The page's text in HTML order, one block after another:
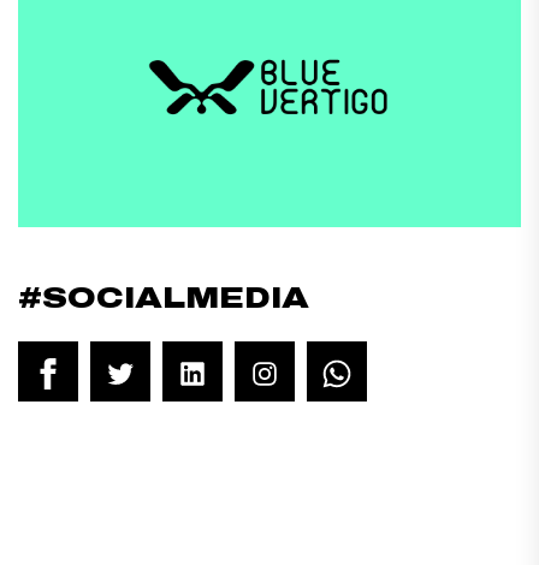
#SOCIALMEDIA
FacebookTwitter LinkedInInstagram